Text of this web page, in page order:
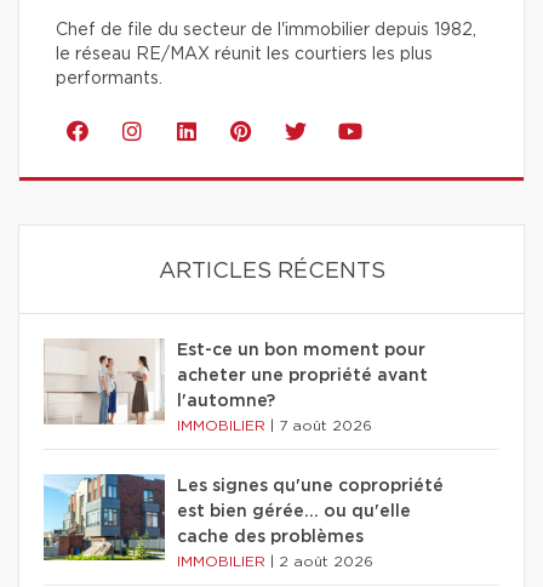
Chef de file du secteur de l'immobilier depuis 1982,
le réseau RE/MAX réunit les courtiers les plus
performants.
ARTICLES RÉCENTS
Est-ce un bon moment pour
acheter une propriété avant
l'automne?
IMMOBILIER 7 août 2026
Les signes qu'une copropriété
est bien gérée… ou qu'elle
cache des problèmes
IMMOBILIER 2 août 2026